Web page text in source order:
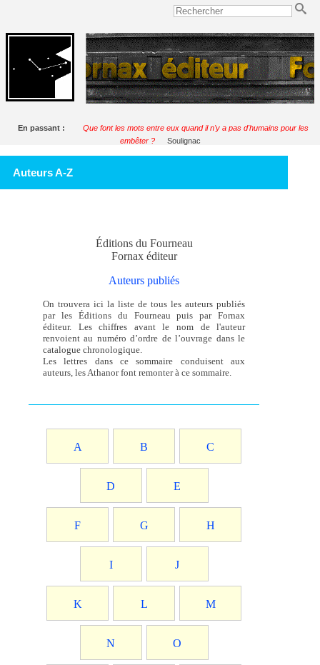
En passant :
Que font les mots entre eux quand il n'y a pas d'humains pour les
embêter ?
Soulignac
Auteurs A-Z
Éditions du Fourneau
Fornax éditeur
Auteurs publiés
On trouvera ici la liste de tous les auteurs publiés
par les Éditions du Fourneau puis par Fornax
éditeur. Les chiffres avant le nom de l'auteur
renvoient au numéro d’ordre de l’ouvrage dans le
catalogue chronologique.
Les lettres dans ce sommaire conduisent aux
auteurs, les Athanor font remonter à ce sommaire.
A B C
D E
F G H
I J
K L M
N O